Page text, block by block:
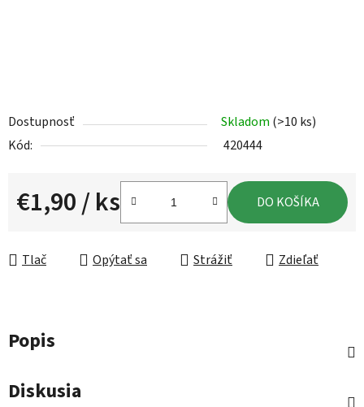
Dostupnosť Skladom (>10 ks)
Kód:
420444
€1,90/ ks DO KOŠÍKA
Tlač Opýtať sa Strážiť Zdieľať
Popis
Diskusia